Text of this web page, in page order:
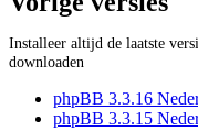
Installeer altijd de laatste
downloaden
phpBB 3.3.16
phpBB 3.3.15